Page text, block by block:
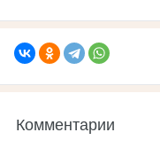
Комментарии